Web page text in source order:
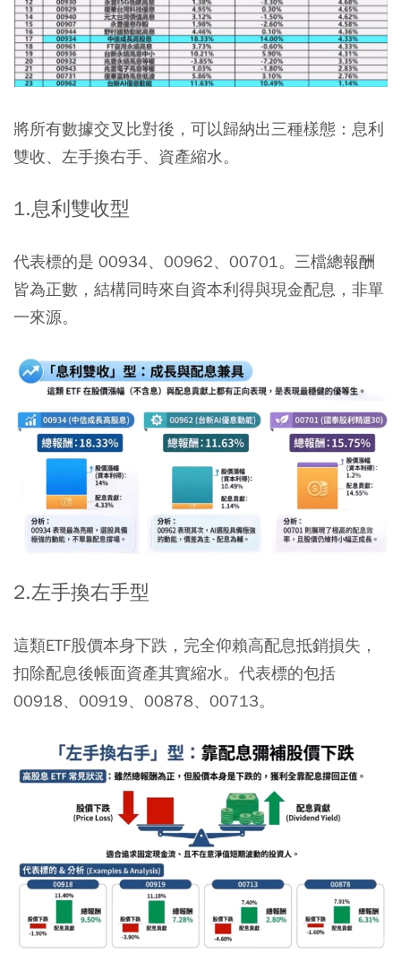
將所有數據交叉比對後，可以歸納出三種樣態：息利
雙收、左手換右手、資產縮水。
1.息利雙收型
代表標的是 00934、00962、00701。三檔總報酬
皆為正數，結構同時來自資本利得與現金配息，非單
一來源。
2.左手換右手型
這類ETF股價本身下跌，完全仰賴高配息抵銷損失，
扣除配息後帳面資產其實縮水。代表標的包括
00918、00919、00878、00713。